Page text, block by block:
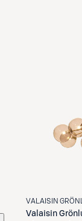
VALAISIN
Valaisin